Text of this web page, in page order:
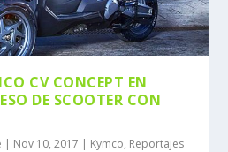
CV CONCEPT EN
DE SCOOTER CON
| Nov 10, 2017 | Kymco, Reportajes